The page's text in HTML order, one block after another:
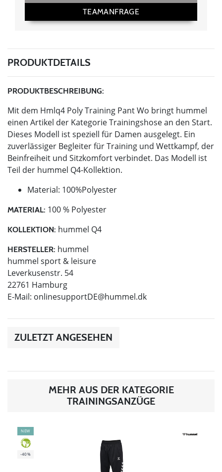
TEAMANFRAGE
PRODUKTDETAILS
PRODUKTBESCHREIBUNG:
Mit dem Hmlq4 Poly Training Pant Wo bringt hummel
einen Artikel der Kategorie Trainingshose an den Start.
Dieses Modell ist speziell für Damen ausgelegt. Ein
zuverlässiger Begleiter für Training und Wettkampf, der
Beinfreiheit und Sitzkomfort verbindet. Das Modell ist
Teil der hummel Q4-Kollektion.
Material: 100%Polyester
MATERIAL: 100 % Polyester
KOLLEKTION: hummel Q4
HERSTELLER: hummel
hummel sport & leisure
Leverkusenstr. 54
22761 Hamburg
E-Mail: onlinesupportDE@hummel.dk
ZULETZT ANGESEHEN
MEHR AUS DER KATEGORIE
TRAININGSANZÜGE
NEW
GREEN
-40%